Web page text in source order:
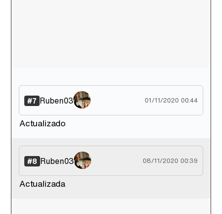
#7 Ruben03 01/11/2020 00:44
Actualizado
#8 Ruben03 08/11/2020 00:39
Actualizada